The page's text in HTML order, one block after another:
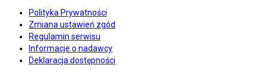
Polityka Prywatności
Zmiana ustawień zgód
Regulamin serwisu
Informacje o nadawcy
Deklaracja dostępności